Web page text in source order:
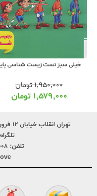
الگو موج آزمون زیست شناسی
۱,۹۵۰,۰۰۰تومان
۱,۵۶۰,۰۰۰تومان
تهران انقلاب خیابان ۱۲ فروردین پایین تر از وحید نظری پلاک ۲۴۹
تلفن: